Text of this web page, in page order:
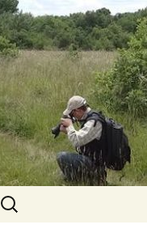
Rechercher :